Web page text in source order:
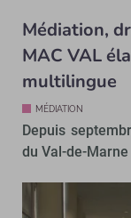
Médiation,
MAC VAL
multilingue
MÉDIATION
Depuis
du Val-de-